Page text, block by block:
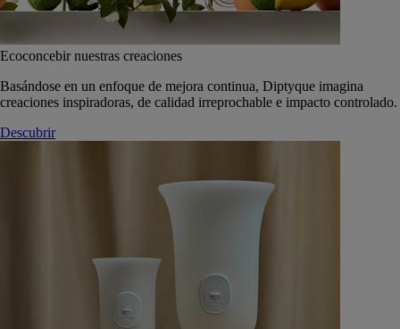
Ecoconcebir nuestras creaciones
Basándose en un enfoque de mejora continua, Diptyque imagina
creaciones inspiradoras, de calidad irreprochable e impacto controlado.
Descubrir